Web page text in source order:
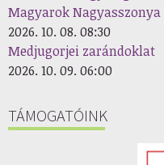
Magyarok
2026. 10. 08. 08:30
Medjugorjei zarándoklat
2026. 10. 09. 06:00
TÁMOGATÓINK